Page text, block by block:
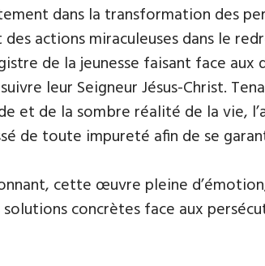
dans la transformation des
actions miraculeuses dans le
de la jeunesse faisant face
leur Seigneur Jésus-Christ.
et de la sombre réalité de la vie,
de toute impureté afin de se
cette œuvre pleine
concrètes face aux